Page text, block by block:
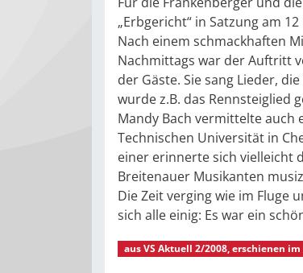
„Erbgericht“ in Satzung am
Nach einem schmackhaften
Nachmittags war der Auftritt
der Gäste. Sie sang Lieder,
wurde z.B. das Rennsteiglied
Mandy Bach vermittelte auch
Technischen Universität in
einer erinnerte sich vielleicht
Breitenauer Musikanten
Die Zeit verging wie im Fluge
sich alle einig: Es war ein
ausVS Aktuell 2/2008, erschienen im